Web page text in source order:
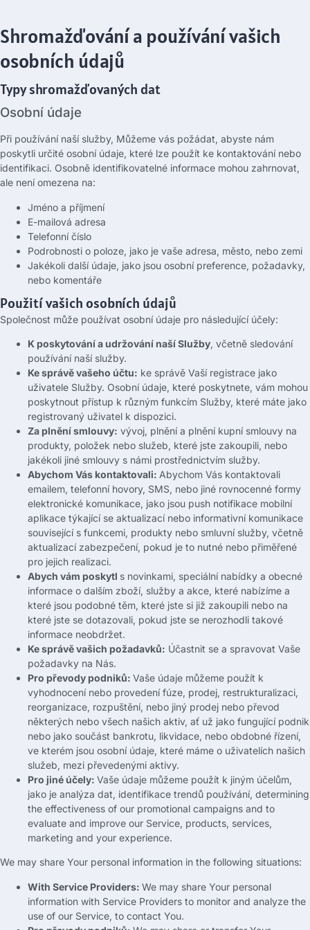
Shromažďování a používání vašich
osobních údajů
Typy shromažďovaných dat
Osobní údaje
Při používání naší služby, Můžeme vás požádat, abyste nám
poskytli určité osobní údaje, které lze použít ke kontaktování nebo
identifikaci. Osobně identifikovatelné informace mohou zahrnovat,
ale není omezena na:
Jméno a příjmení
E-mailová adresa
Telefonní číslo
Podrobnosti o poloze, jako je vaše adresa, město, nebo zemi
Jakékoli další údaje, jako jsou osobní preference, požadavky,
nebo komentáře
Použití vašich osobních údajů
Společnost může používat osobní údaje pro následující účely:
K poskytování a udržování naší Služby, včetně sledování
používání naší služby.
Ke správě vašeho účtu: ke správě Vaší registrace jako
uživatele Služby. Osobní údaje, které poskytnete, vám mohou
poskytnout přístup k různým funkcím Služby, které máte jako
registrovaný uživatel k dispozici.
Za plnění smlouvy: vývoj, plnění a plnění kupní smlouvy na
produkty, položek nebo služeb, které jste zakoupili, nebo
jakékoli jiné smlouvy s námi prostřednictvím služby.
Abychom Vás kontaktovali: Abychom Vás kontaktovali
emailem, telefonní hovory, SMS, nebo jiné rovnocenné formy
elektronické komunikace, jako jsou push notifikace mobilní
aplikace týkající se aktualizací nebo informativní komunikace
související s funkcemi, produkty nebo smluvní služby, včetně
aktualizací zabezpečení, pokud je to nutné nebo přiměřené
pro jejich realizaci.
Abych vám poskytl s novinkami, speciální nabídky a obecné
informace o dalším zboží, služby a akce, které nabízíme a
které jsou podobné těm, které jste si již zakoupili nebo na
které jste se dotazovali, pokud jste se nerozhodli takové
informace neobdržet.
Ke správě vašich požadavků: Účastnit se a spravovat Vaše
požadavky na Nás.
Pro převody podniků: Vaše údaje můžeme použít k
vyhodnocení nebo provedení fúze, prodej, restrukturalizaci,
reorganizace, rozpuštění, nebo jiný prodej nebo převod
některých nebo všech našich aktiv, ať už jako fungující podnik
nebo jako součást bankrotu, likvidace, nebo obdobné řízení,
ve kterém jsou osobní údaje, které máme o uživatelích našich
služeb, mezi převedenými aktivy.
Pro jiné účely: Vaše údaje můžeme použít k jiným účelům,
jako je analýza dat, identifikace trendů používání, determining
the effectiveness of our promotional campaigns and to
evaluate and improve our Service, products, services,
marketing and your experience.
We may share Your personal information in the following situations:
With Service Providers: We may share Your personal
information with Service Providers to monitor and analyze the
use of our Service, to contact You.